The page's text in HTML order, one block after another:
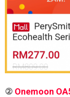
② Onemoon